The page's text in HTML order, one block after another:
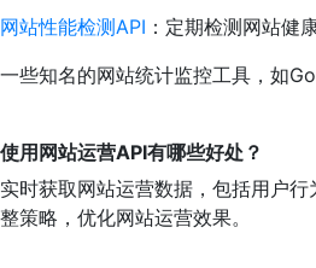
网站性能检测API ：定期检测网站健
一些知名的网站统计监控工具，如
使用网站运营API有哪些好处？
实时获取网站运营数据，包括用户
整策略，优化网站运营效果。